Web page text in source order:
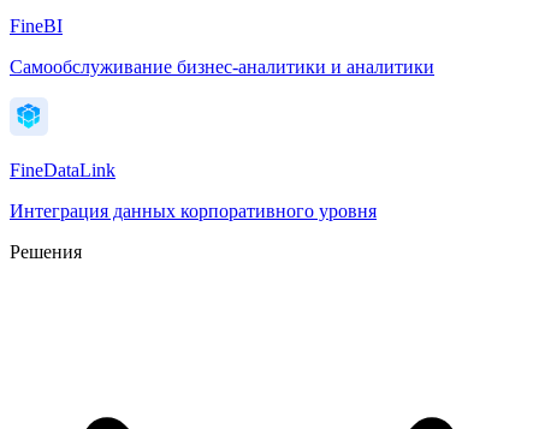
FineBI
Самообслуживание бизнес-аналитики и аналитики
FineDataLink
Интеграция данных корпоративного уровня
Решения